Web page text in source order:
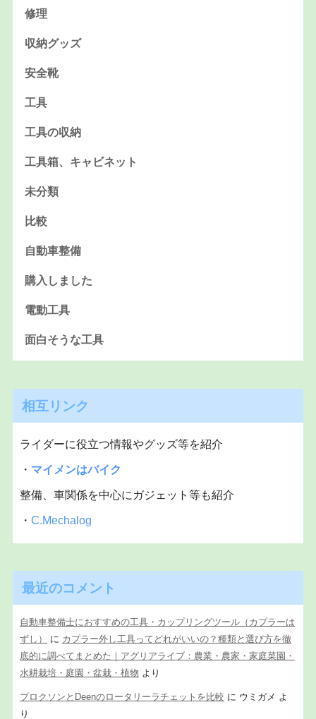
修理
収納グッズ
安全靴
工具
工具の収納
工具箱、キャビネット
未分類
比較
自動車整備
購入しました
電動工具
面白そうな工具
相互リンク
ライダーに役立つ情報やグッズ等を紹介
・ マイメンはバイク
整備、車関係を中心にガジェット等も紹介
・ C.Mechalog
最近のコメント
自動車整備士におすすめの工具・カップリングツール（カプラーは
ずし）
に カプラー外し工具ってどれがいいの？種類と選び方を徹
底的に調べてまとめた｜アグリアライブ：農業・農家・家庭菜園・
水耕栽培・庭園・盆栽・植物 より
プロクソンとDeenのロータリーラチェットを比較 に ウミガメ よ
り